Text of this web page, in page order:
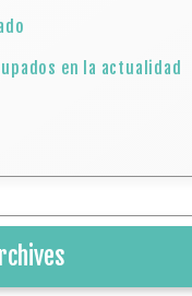
en la actualidad